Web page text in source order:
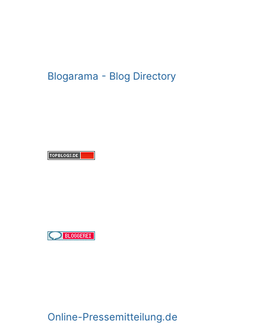
Blogarama - Blog Directory
Online-Pressemitteilung.de